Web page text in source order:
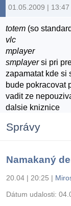
01.05.2009 | 13:47
totem (so
vlc
mplayer
smplayersi pri
zapamatat kde si
bude pokracovat
vadit ze
dalsie kniznice
Správy
Namakaný
20.04 | 20:25 |
Dátum udalosti: